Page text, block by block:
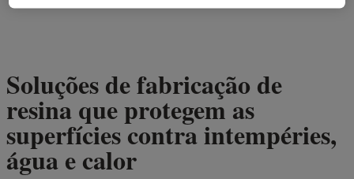
Soluções de fabricação de
resina que protegem as
superfícies contra intempéries,
água e calor